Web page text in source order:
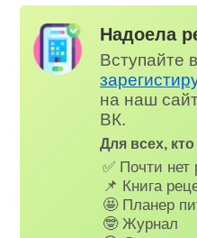
Надоела
Вступайте
на наш
ВК.
Для всех,
✅ Почти нет
📌 Книга
🤩 Планер
🤓 Журнал